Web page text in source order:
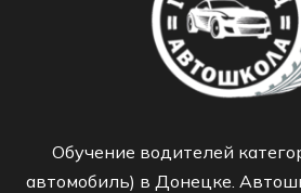
Обучение водителей
автомобиль) в Донецке.